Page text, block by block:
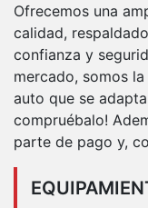
Ofrecemos una
calidad,
confianza y
mercado, somos
auto que se
compruébalo!
parte de pago y,